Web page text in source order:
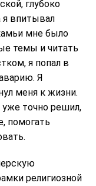
глубоко
я впитывал
мне было
темы и читать
я попал в
Я
меня к жизни.
уже точно решил,
помогать
религиозной